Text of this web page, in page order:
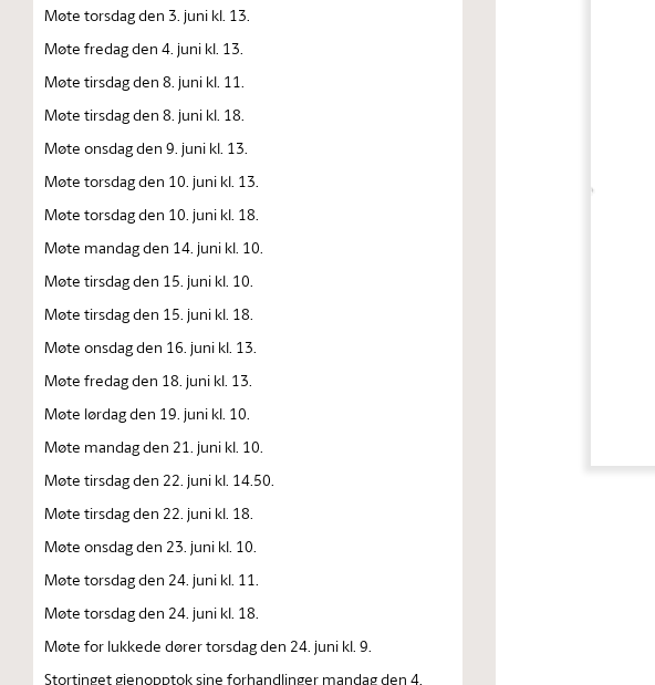
Møte torsdag den 3. juni kl. 13.
Møte fredag den 4. juni kl. 13.
Møte tirsdag den 8. juni kl. 11.
Møte tirsdag den 8. juni kl. 18.
Møte onsdag den 9. juni kl. 13.
Møte torsdag den 10. juni kl. 13.
Møte torsdag den 10. juni kl. 18.
Møte mandag den 14. juni kl. 10.
Møte tirsdag den 15. juni kl. 10.
Møte tirsdag den 15. juni kl. 18.
Møte onsdag den 16. juni kl. 13.
Møte fredag den 18. juni kl. 13.
Møte lørdag den 19. juni kl. 10.
Møte mandag den 21. juni kl. 10.
Møte tirsdag den 22. juni kl. 14.50.
Møte tirsdag den 22. juni kl. 18.
Møte onsdag den 23. juni kl. 10.
Møte torsdag den 24. juni kl. 11.
Møte torsdag den 24. juni kl. 18.
Møte for lukkede dører torsdag den 24. juni kl. 9.
Stortinget gjenopptok sine forhandlinger mandag den 4.